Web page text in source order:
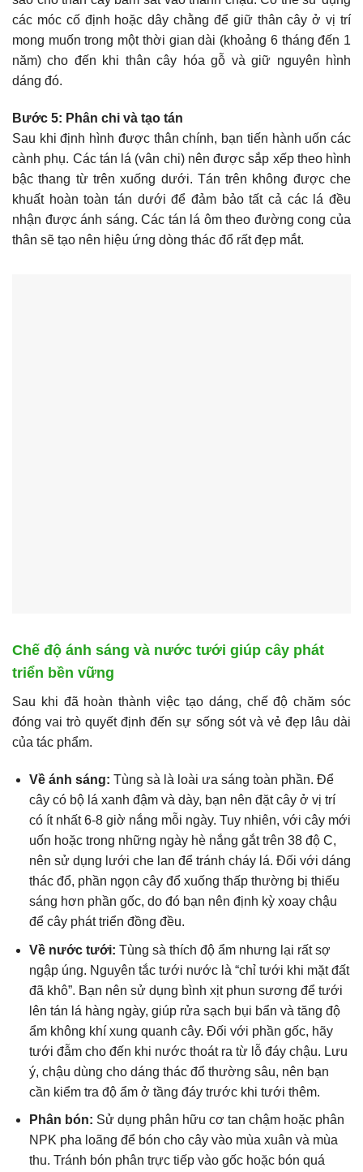
các móc cố định hoặc dây chằng để giữ thân cây ở vị trí
mong muốn trong một thời gian dài (khoảng 6 tháng đến 1
năm) cho đến khi thân cây hóa gỗ và giữ nguyên hình
dáng đó.
Bước 5: Phân chi và tạo tán
Sau khi định hình được thân chính, bạn tiến hành uốn các
cành phụ. Các tán lá (vân chi) nên được sắp xếp theo hình
bậc thang từ trên xuống dưới. Tán trên không được che
khuất hoàn toàn tán dưới để đảm bảo tất cả các lá đều
nhận được ánh sáng. Các tán lá ôm theo đường cong của
thân sẽ tạo nên hiệu ứng dòng thác đổ rất đẹp mắt.
Chế độ ánh sáng và nước tưới giúp cây phát
triển bền vững
Sau khi đã hoàn thành việc tạo dáng, chế độ chăm sóc
đóng vai trò quyết định đến sự sống sót và vẻ đẹp lâu dài
của tác phẩm.
Về ánh sáng: Tùng sà là loài ưa sáng toàn phần. Để
cây có bộ lá xanh đậm và dày, bạn nên đặt cây ở vị trí
có ít nhất 6-8 giờ nắng mỗi ngày. Tuy nhiên, với cây mới
uốn hoặc trong những ngày hè nắng gắt trên 38 độ C,
nên sử dụng lưới che lan để tránh cháy lá. Đối với dáng
thác đổ, phần ngọn cây đổ xuống thấp thường bị thiếu
sáng hơn phần gốc, do đó bạn nên định kỳ xoay chậu
để cây phát triển đồng đều.
Về nước tưới: Tùng sà thích độ ẩm nhưng lại rất sợ
ngập úng. Nguyên tắc tưới nước là “chỉ tưới khi mặt đất
đã khô”. Bạn nên sử dụng bình xịt phun sương để tưới
lên tán lá hàng ngày, giúp rửa sạch bụi bẩn và tăng độ
ẩm không khí xung quanh cây. Đối với phần gốc, hãy
tưới đẫm cho đến khi nước thoát ra từ lỗ đáy chậu. Lưu
ý, chậu dùng cho dáng thác đổ thường sâu, nên bạn
cần kiểm tra độ ẩm ở tầng đáy trước khi tưới thêm.
Phân bón: Sử dụng phân hữu cơ tan chậm hoặc phân
NPK pha loãng để bón cho cây vào mùa xuân và mùa
thu. Tránh bón phân trực tiếp vào gốc hoặc bón quá